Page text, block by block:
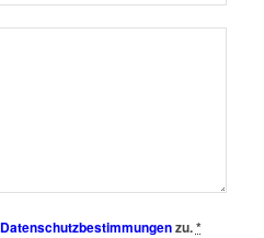
Datenschutzbestimmungenzu.*